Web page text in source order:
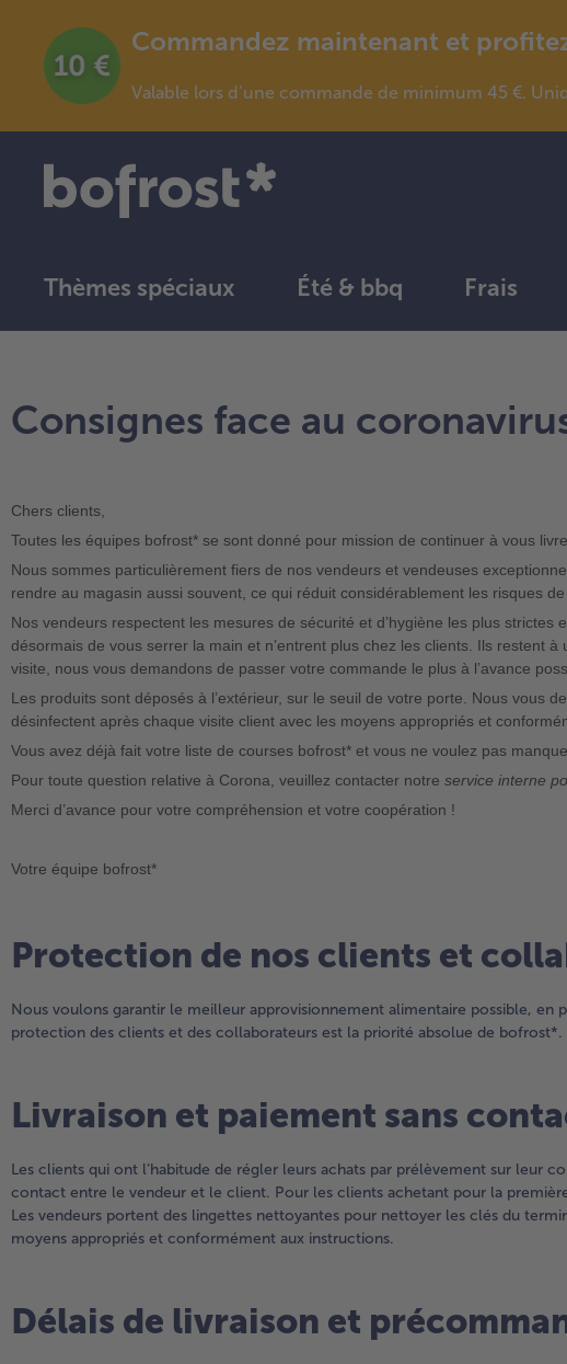
Commandez maintenant et
Valable lors d’une commande de minimum 45 €.
Thèmes spéciaux Été & bbq Frais
Consignes face au
Chers clients,
Toutes les équipes bofrost* se sont donné pour mission de continuer à vous
Nous sommes particulièrement fiers de nos vendeurs et vendeuses
rendre au magasin aussi souvent, ce qui réduit considérablement les risques
Nos vendeurs respectent les mesures de sécurité et d’hygiène les plus
désormais de vous serrer la main et n’entrent plus chez les clients. Ils restent
visite, nous vous demandons de passer votre commande le plus à l’avance
Les produits sont déposés à l’extérieur, sur le seuil de votre porte. Nous vous
désinfectent après chaque visite client avec les moyens appropriés et
Vous avez déjà fait votre liste de courses bofrost* et vous ne voulez pas
Pour toute question relative à Corona, veuillez contacter notre service interne
Merci d’avance pour votre compréhension et votre coopération !
Votre équipe bofrost*
Protection de nos clients et
Nous voulons garantir le meilleur approvisionnement alimentaire possible,
protection des clients et des collaborateurs est la priorité absolue de
Livraison et paiement sans
Les clients qui ont l’habitude de régler leurs achats par prélèvement sur leur
contact entre le vendeur et le client. Pour les clients achetant pour la
Les vendeurs portent des lingettes nettoyantes pour nettoyer les clés du
moyens appropriés et conformément aux instructions.
Délais de livraison et